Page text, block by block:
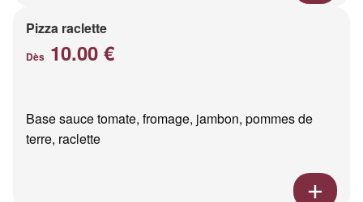
Pizza raclette
Dès 10.00 €
Base sauce tomate, fromage, jambon, pommes de
terre, raclette